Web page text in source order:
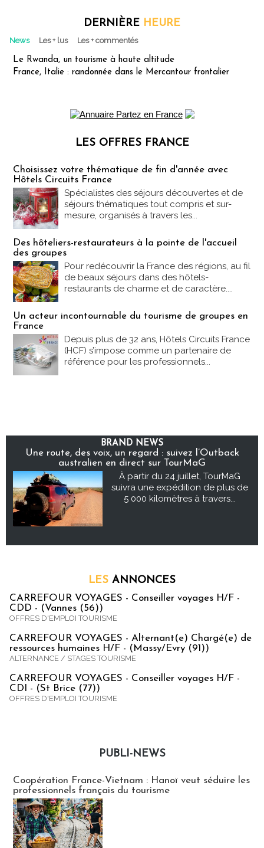
DERNIÈRE HEURE
News Les + lus Les + commentés
Le Rwanda, un tourisme à haute altitude
France, Italie : randonnée dans le Mercantour frontalier
LES OFFRES FRANCE
Choisissez votre thématique de fin d'année avec
Hôtels Circuits France
Spécialistes des séjours découvertes et de
séjours thématiques tout compris et sur-
mesure, organisés à travers les...
Des hôteliers-restaurateurs à la pointe de l'accueil
des groupes
Pour redécouvrir la France des régions, au fil
de beaux séjours dans des hôtels-
restaurants de charme et de caractère....
Un acteur incontournable du tourisme de groupes en
France
Depuis plus de 32 ans, Hôtels Circuits France
(HCF) s’impose comme un partenaire de
référence pour les professionnels...
BRAND NEWS
Une route, des voix, un regard : suivez l’Outback
australien en direct sur TourMaG
À partir du 24 juillet, TourMaG
suivra une expédition de plus de
5 000 kilomètres à travers...
LES ANNONCES
CARREFOUR VOYAGES - Conseiller voyages H/F -
CDD - (Vannes (56))
OFFRES D'EMPLOI TOURISME
CARREFOUR VOYAGES - Alternant(e) Chargé(e) de
ressources humaines H/F - (Massy/Evry (91))
ALTERNANCE / STAGES TOURISME
CARREFOUR VOYAGES - Conseiller voyages H/F -
CDI - (St Brice (77))
OFFRES D'EMPLOI TOURISME
PUBLI-NEWS
Coopération France-Vietnam : Hanoï veut séduire les
professionnels français du tourisme